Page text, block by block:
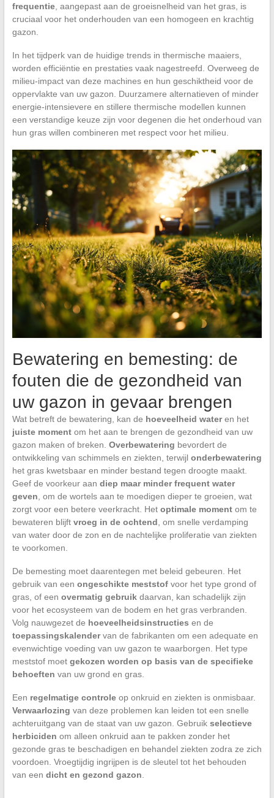
frequentie, aangepast aan de groeisnelheid van het gras, is
cruciaal voor het onderhouden van een homogeen en krachtig
gazon.
In het tijdperk van de huidige trends in thermische maaiers,
worden efficiëntie en prestaties vaak nagestreefd. Overweeg de
milieu-impact van deze machines en hun geschiktheid voor de
oppervlakte van uw gazon. Duurzamere alternatieven of minder
energie-intensievere en stillere thermische modellen kunnen
een verstandige keuze zijn voor degenen die het onderhoud van
hun gras willen combineren met respect voor het milieu.
Bewatering en bemesting: de
fouten die de gezondheid van
uw gazon in gevaar brengen
Wat betreft de bewatering, kan de hoeveelheid wateren het
juiste momentom het aan te brengen de gezondheid van uw
gazon maken of breken. Overbewatering bevordert de
ontwikkeling van schimmels en ziekten, terwijl onderbewatering
het gras kwetsbaar en minder bestand tegen droogte maakt.
Geef de voorkeur aan diep maar minder frequent water
geven, om de wortels aan te moedigen dieper te groeien, wat
zorgt voor een betere veerkracht. Het optimale momentom te
bewateren blijft vroeg in de ochtend, om snelle verdamping
van water door de zon en de nachtelijke proliferatie van ziekten
te voorkomen.
De bemesting moet daarentegen met beleid gebeuren. Het
gebruik van een ongeschikte meststofvoor het type grond of
gras, of een overmatig gebruikdaarvan, kan schadelijk zijn
voor het ecosysteem van de bodem en het gras verbranden.
Volg nauwgezet de hoeveelheidsinstructies en de
toepassingskalendervan de fabrikanten om een adequate en
evenwichtige voeding van uw gazon te waarborgen. Het type
meststof moet gekozen worden op basis van de specifieke
behoeften van uw grond en gras.
Een regelmatige controleop onkruid en ziekten is onmisbaar.
Verwaarlozing van deze problemen kan leiden tot een snelle
achteruitgang van de staat van uw gazon. Gebruik selectieve
herbiciden om alleen onkruid aan te pakken zonder het
gezonde gras te beschadigen en behandel ziekten zodra ze zich
voordoen. Vroegtijdig ingrijpen is de sleutel tot het behouden
van een dicht en gezond gazon.